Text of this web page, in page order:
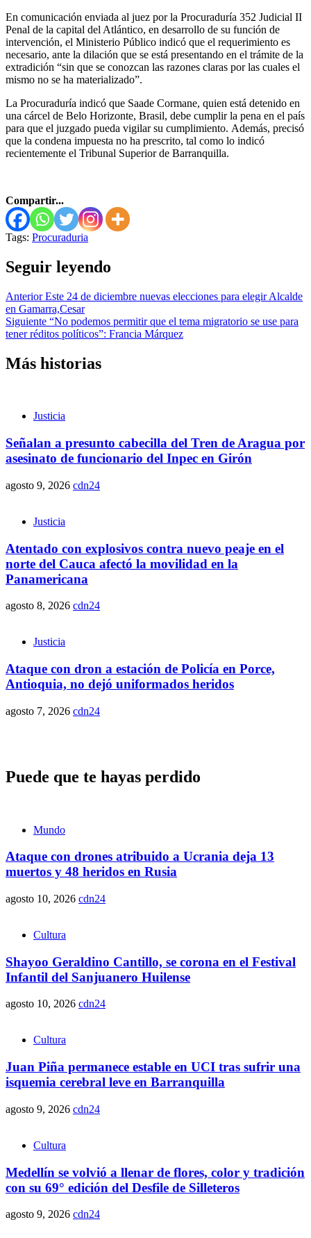
En comunicación enviada al juez por la Procuraduría 352 Judicial II
Penal de la capital del Atlántico, en desarrollo de su función de
intervención, el Ministerio Público indicó que el requerimiento es
necesario, ante la dilación que se está presentando en el trámite de la
extradición “sin que se conozcan las razones claras por las cuales el
mismo no se ha materializado”.
La Procuraduría indicó que Saade Cormane, quien está detenido en
una cárcel de Belo Horizonte, Brasil, debe cumplir la pena en el país
para que el juzgado pueda vigilar su cumplimiento. Además, precisó
que la condena impuesta no ha prescrito, tal como lo indicó
recientemente el Tribunal Superior de Barranquilla.
Compartir...
Tags: Procuraduria
Seguir leyendo
AnteriorEste 24 de diciembre nuevas elecciones para elegir Alcalde
en Gamarra,Cesar
Siguiente “No podemos permitir que el tema migratorio se use para
tener réditos políticos”: Francia Márquez
Más historias
Justicia
Señalan a presunto cabecilla del Tren de Aragua por
asesinato de funcionario del Inpec en Girón
agosto 9, 2026 cdn24
Justicia
Atentado con explosivos contra nuevo peaje en el
norte del Cauca afectó la movilidad en la
Panamericana
agosto 8, 2026 cdn24
Justicia
Ataque con dron a estación de Policía en Porce,
Antioquia, no dejó uniformados heridos
agosto 7, 2026 cdn24
Puede que te hayas perdido
Mundo
Ataque con drones atribuido a Ucrania deja 13
muertos y 48 heridos en Rusia
agosto 10, 2026 cdn24
Cultura
Shayoo Geraldino Cantillo, se corona en el Festival
Infantil del Sanjuanero Huilense
agosto 10, 2026 cdn24
Cultura
Juan Piña permanece estable en UCI tras sufrir una
isquemia cerebral leve en Barranquilla
agosto 9, 2026 cdn24
Cultura
Medellín se volvió a llenar de flores, color y tradición
con su 69° edición del Desfile de Silleteros
agosto 9, 2026 cdn24